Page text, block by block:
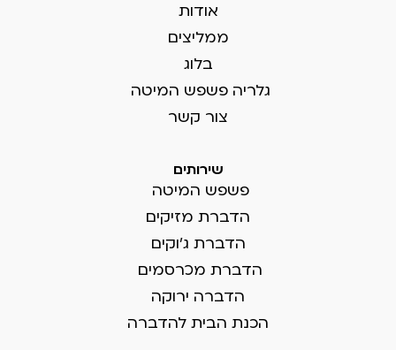
אודות
ממליצים
בלוג
גלריה פשפש המיטה
צור קשר
שירותים
פשפש המיטה
הדברת מזיקים
הדברת ג'וקים
הדברת מכרסמים
הדברה ירוקה
הכנת הבית להדברה